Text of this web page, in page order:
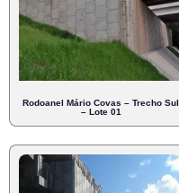
Rodoanel Mário Covas – Trecho Sul
– Lote 01